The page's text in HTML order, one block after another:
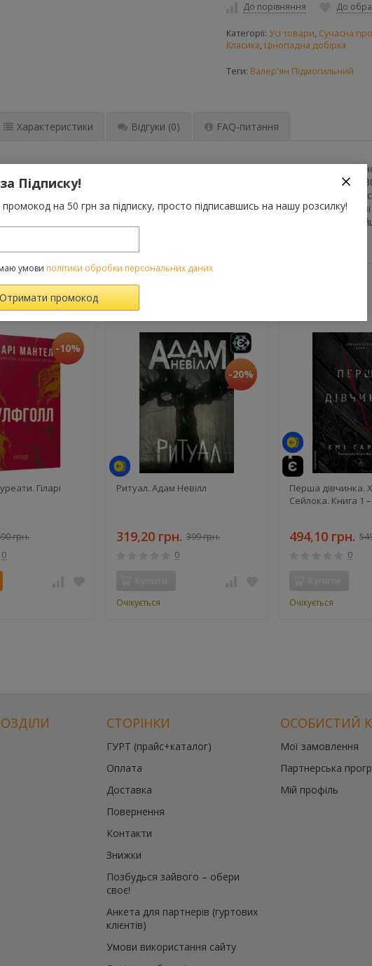
До порівняння До
Категорії: Усі товари, Сучасна
Класика, Цінопадна добірка
Теги: Валер'ян Підмогильний
Характеристики Відгуки (0) FAQ-питання
від Yakaboo Publishing представляє вибрані твори Валер’яна
української прози, принципово нової для літературного процесу
твір, у якому в центрі уваги життя українського довоєнного міста,
В. Підмогильний — письменник-інтелектуал, автор, який у своїй
тематику, створюючи максимально реалістичні образи. До збірки
хліба», «Іван Босий», «Третя революція».
ТАКОЖ КУПУЮТЬ
-10%
Гіларі
грн.
0
-20%
Ритуал. Адам Невілл
319,20 грн. 399 грн.
0
Очікується
Перша дівчинка.
Сейлока. Книга 1
494,10 грн.
0
Очікується
СТОРІНКИ
ГУРТ (прайс+каталог)
Оплата
Доставка
Повернення
Контакти
Знижки
Позбудься зайвого – обери
своє!
Анкета для партнерів (гуртових
клієнтів)
Умови використання сайту
ОСОБИСТИЙ
Мої замовлення
Партнерська
Мій профіль
Підписку!
на 50 грн за підписку, просто підписавшись на нашу розсилку!
умови політики обробки персональних даних